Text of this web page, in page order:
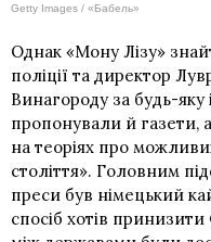
Getty Images / «Бабель»
Однак «Мону Лізу»
поліції та директор
Винагороду за будь-
пропонували й газети,
на теоріях про
століття». Головним
преси був німецький
спосіб хотів